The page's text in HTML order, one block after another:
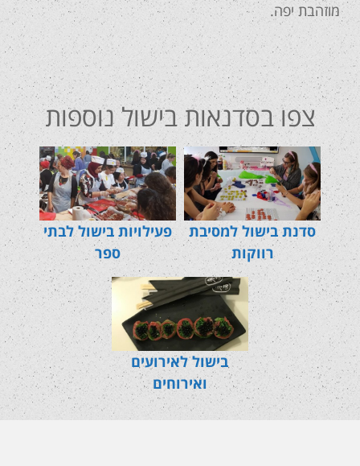
מוזהבת יפה.
צפו בסדנאות בישול נוספות
סדנת בישול למסיבת
רווקות
פעילויות בישול לבתי
ספר
בישול לאירועים
ואירוחים